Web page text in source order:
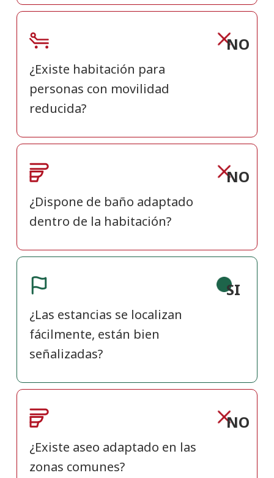
¿Existe habitación para
personas con movilidad
reducida?
NO
¿Dispone de baño adaptado
dentro de la habitación?
NO
¿Las estancias se localizan
fácilmente, están bien
señalizadas?
SI
¿Existe aseo adaptado en las
zonas comunes?
NO